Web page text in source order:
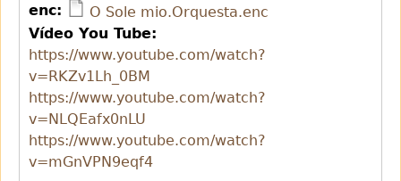
enc:
O Sole mio.Orquesta.enc
Vídeo You Tube:
https://www.youtube.com/watch?
v=RKZv1Lh_0BM
https://www.youtube.com/watch?
v=NLQEafx0nLU
https://www.youtube.com/watch?
v=mGnVPN9eqf4